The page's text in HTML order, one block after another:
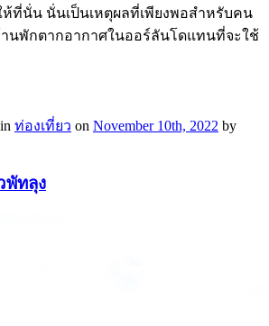
ที่นั่น นั่นเป็นเหตุผลที่เพียงพอสำหรับคน
นพักตากอากาศในออร์ลันโดแทนที่จะใช้
ท่องเที่ยว on November 10th, 2022 by
พัทลุง